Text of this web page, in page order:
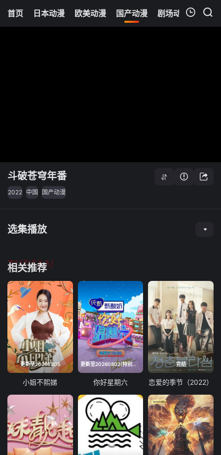
首页 日本动漫 欧美动漫 国产动漫 剧场动漫 追剧
斗破苍穹年番
2022 中国 国产动漫
选集播放
相关推荐
TUIJIAN
更新至20260805
小姐不熙娣
更新至20260802(特别企划)
你好星期六
完结
恋爱的季节（2022）